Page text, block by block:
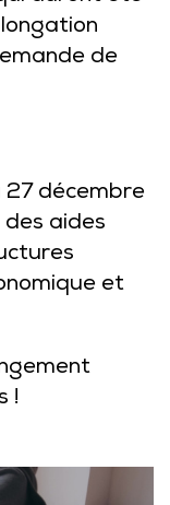
de
décembre
aides
et
!